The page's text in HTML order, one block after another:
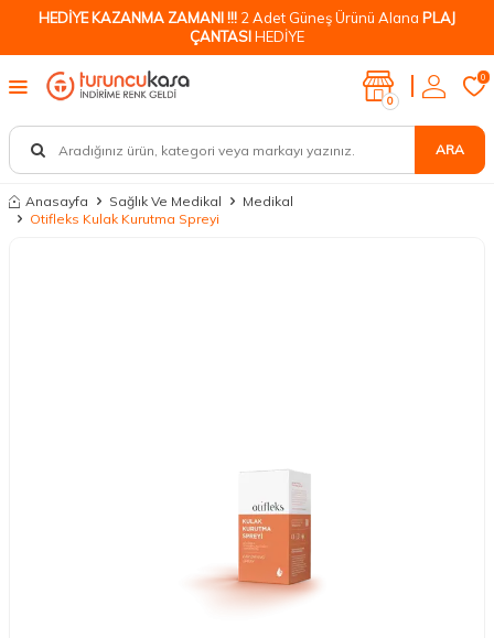
HEDİYE KAZANMA ZAMANI !!! 2 Adet Güneş Ürünü Alana PLAJ
ÇANTASIHEDİYE
ARA
0
0
Anasayfa Sağlık Ve Medikal
Medikal
Otifleks Kulak Kurutma Spreyi